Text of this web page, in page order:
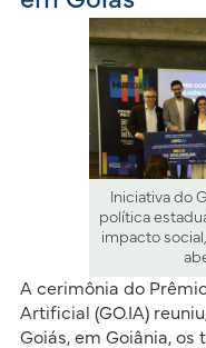
Iniciativa do
política
impacto
A cerimônia do
Artificial (GO.IA)
Goiás, em Goiânia,